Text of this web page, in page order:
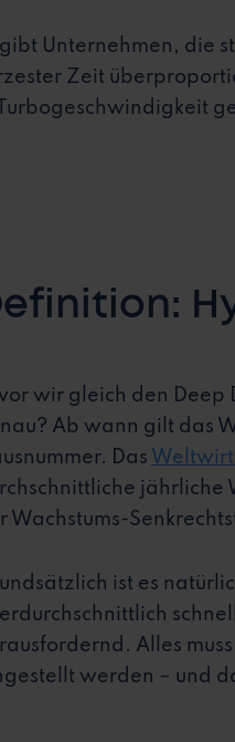
gibt Unternehmen, die
Zeit
wir gleich den
Ab wann gilt das
Das
jährliche
Wachstums-
ist es
Alles
werden – und